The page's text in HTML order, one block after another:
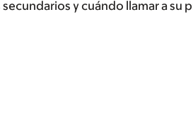
y cuándo llamar a su